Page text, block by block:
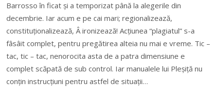
Barrosso în ficat și a temporizat până la alegerile din
decembrie. Iar acum e pe cai mari; regionalizează,
constituționalizează, Â ironizează! Acțiunea “plagiatul” s-a
fâsâit complet, pentru pregătirea alteia nu mai e vreme. Tic –
tac, tic – tac, nenorocita asta de a patra dimensiune e
complet scăpată de sub control. Iar manualele lui Pleșiță nu
conțin instrucțiuni pentru astfel de situații…